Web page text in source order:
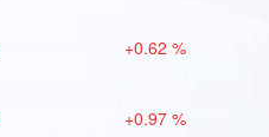
+0.62 %
+0.97 %